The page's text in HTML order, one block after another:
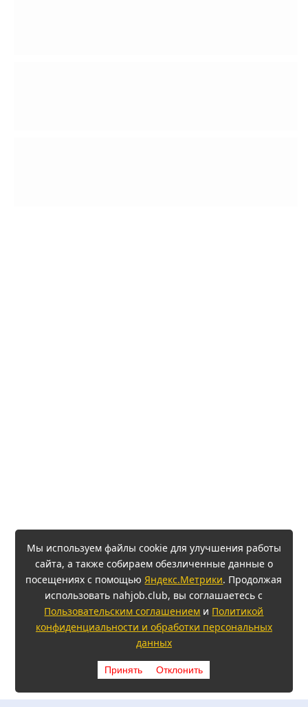
Мы используем файлы cookie для улучшения работы
сайта, а также собираем обезличенные данные о
посещениях с помощьюЯндекс.Метрики. Продолжая
использовать nahjob.club, вы соглашаетесь с
Пользовательским соглашением и Политикой
конфиденциальности и обработки персональных
данных
Принять Отклонить